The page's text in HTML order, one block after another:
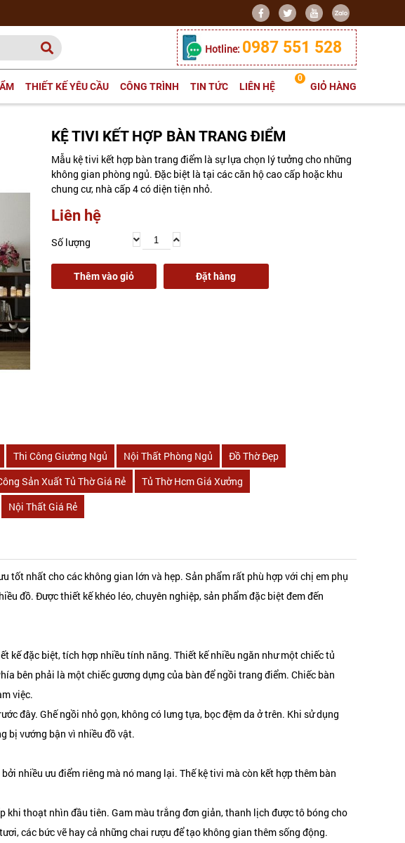
Hotline: 0987 551 528
THIẾT KẾ YÊU CẦU CÔNG TRÌNH TIN TỨC LIÊN HỆ
0
GIỎ HÀNG
KỆ TIVI KẾT HỢP BÀN TRANG ĐIỂM
Mẫu kệ tivi kết hợp bàn trang điểm là sự lựa chọn lý tưởng cho những
không gian phòng ngủ. Đặc biệt là tại các căn hộ cao cấp hoặc khu
chung cư, nhà cấp 4 có diện tiện nhỏ.
Liên hệ
Số lượng
Thêm vào giỏ Đặt hàng
Thi Công Giường Ngủ Nội Thất Phòng Ngủ
Đồ Thờ Đẹp
Sản Xuất Tủ Thờ Giá Rẻ
Tủ Thờ Hcm Giá Xưởng
Nội Thất Giá Rẻ
tốt nhất cho các không gian lớn và hẹp. Sản phẩm rất phù hợp với chị em phụ
đồ. Được thiết kế khéo léo, chuyên nghiệp, sản phẩm đặc biệt đem đến
kế đặc biệt, tích hợp nhiều tính năng. Thiết kế nhiều ngăn như một chiếc tủ
bên phải là một chiếc gương dựng của bàn để ngồi trang điểm. Chiếc bàn
việc.
đây. Ghế ngồi nhỏ gọn, không có lưng tựa, bọc đệm da ở trên. Khi sử dụng
bị vướng bận vì nhiều đồ vật.
nhiều ưu điểm riêng mà nó mang lại. Thế kệ tivi mà còn kết hợp thêm bàn
khi thoạt nhìn đầu tiên. Gam màu trắng đơn giản, thanh lịch được tô bóng cho
các bức vẽ hay cả những chai rượu để tạo không gian thêm sống động.